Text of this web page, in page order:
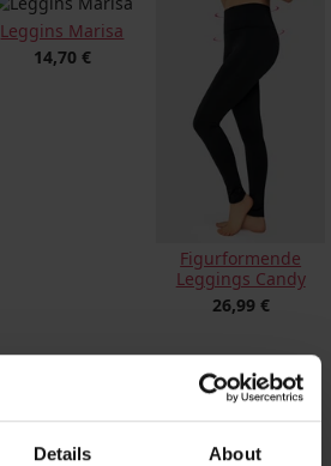
Details About
Leggins Marisa
14,70 €
Figurformende
Leggings Candy
26,99 €